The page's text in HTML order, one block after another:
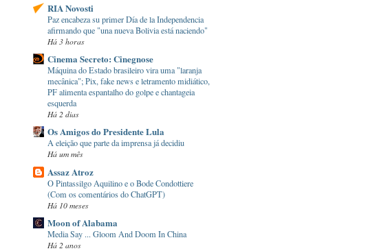
RIA Novosti
Paz encabeza su primer Día de la Independencia
afirmando que "una nueva Bolivia está naciendo"
Há 3 horas
Cinema Secreto: Cinegnose
Máquina do Estado brasileiro vira uma "laranja
mecânica"; Pix, fake news e letramento midiático,
PF alimenta espantalho do golpe e chantageia
esquerda
Há 2 dias
Os Amigos do Presidente Lula
A eleição que parte da imprensa já decidiu
Há um mês
Assaz Atroz
O Pintassilgo Aquilino e o Bode Condottiere
(Com os comentários do ChatGPT)
Há 10 meses
Moon of Alabama
Media Say ... Gloom And Doom In China
Há 2 anos